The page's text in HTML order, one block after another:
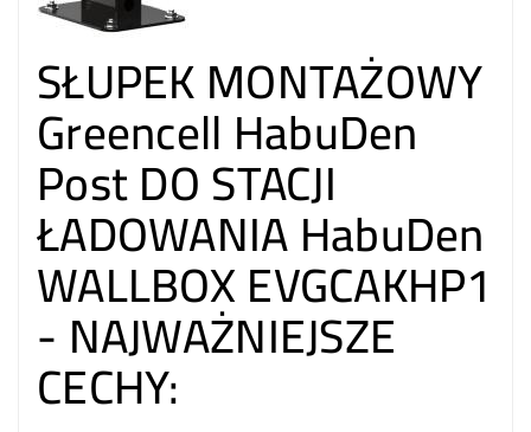
SŁUPEK MONTAŻOWY
Greencell HabuDen
Post DO STACJI
ŁADOWANIA HabuDen
WALLBOX EVGCAKHP1
- NAJWAŻNIEJSZE
CECHY: